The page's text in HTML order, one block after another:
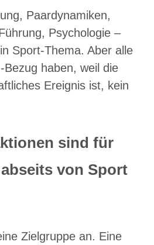
Paardynamiken,
Psychologie –
Sport-Thema. Aber alle
Bezug haben, weil die
Ereignis ist, kein
sind für
von Sport
Zielgruppe an. Eine